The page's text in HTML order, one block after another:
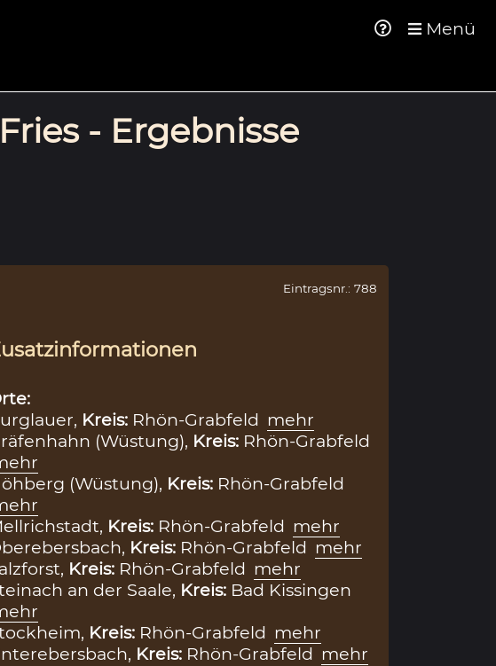
Menü
- Ergebnisse
Eintragsnr.: 788
Kreis: Rhön-Grabfeld mehr
(Wüstung), Kreis: Rhön-Grabfeld
(Wüstung), Kreis: Rhön-Grabfeld
Kreis: Rhön-Grabfeld mehr
Kreis: Rhön-Grabfeld mehr
Kreis: Rhön-Grabfeld mehr
an der Saale, Kreis: Bad Kissingen
Kreis: Rhön-Grabfeld mehr
Kreis: Rhön-Grabfeld mehr